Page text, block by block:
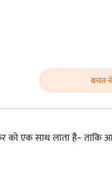
बचत
को एक साथ लाता है-